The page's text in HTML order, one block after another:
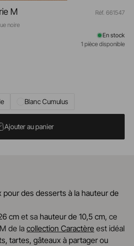
M
noire
Réf. 661547
Blanc Cumulus
En stock
1 pièce disponible
Ajouter au panier
pour des desserts à la hauteur de
cm et sa hauteur de 10,5 cm, ce
de la collection Caractère est idéal
tartes, gâteaux à partager ou